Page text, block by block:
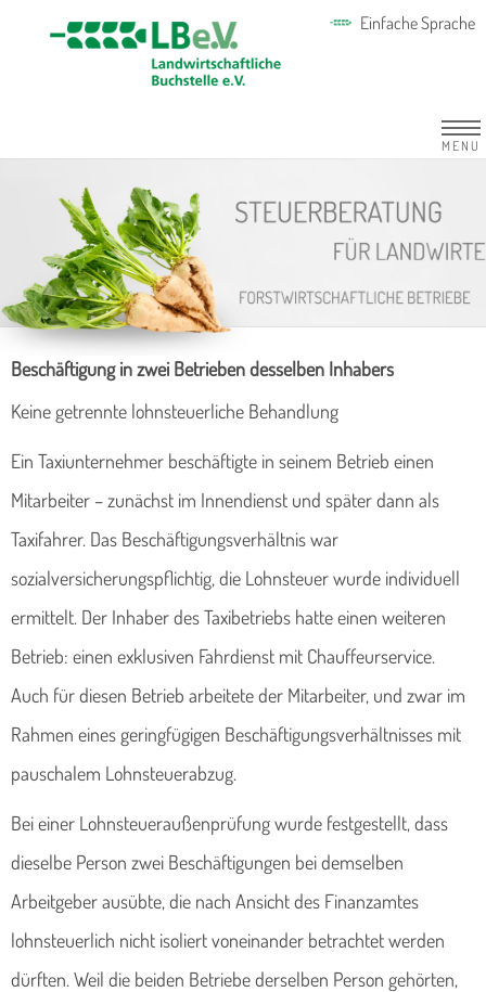
Einfache Sprache
MENU
Beschäftigung in zwei Betrieben desselben Inhabers
Keine getrennte lohnsteuerliche Behandlung
Ein Taxiunternehmer beschäftigte in seinem Betrieb einen
Mitarbeiter – zunächst im Innendienst und später dann als
Taxifahrer. Das Beschäftigungsverhältnis war
sozialversicherungspflichtig, die Lohnsteuer wurde individuell
ermittelt. Der Inhaber des Taxibetriebs hatte einen weiteren
Betrieb: einen exklusiven Fahrdienst mit Chauffeurservice.
Auch für diesen Betrieb arbeitete der Mitarbeiter, und zwar im
Rahmen eines geringfügigen Beschäftigungsverhältnisses mit
pauschalem Lohnsteuerabzug.
Bei einer Lohnsteueraußenprüfung wurde festgestellt, dass
dieselbe Person zwei Beschäftigungen bei demselben
Arbeitgeber ausübte, die nach Ansicht des Finanzamtes
lohnsteuerlich nicht isoliert voneinander betrachtet werden
dürften. Weil die beiden Betriebe derselben Person gehörten,